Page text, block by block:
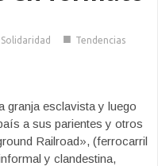
Solidaridad ■ Tendencias
granja esclavista y luego
a sus parientes y otros
Railroad», (ferrocarril
y clandestina,